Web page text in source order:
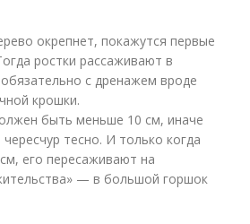
окрепнет, покажутся первые
ростки рассаживают в
с дренажем вроде
крошки.
быть меньше 10 см, иначе
тесно. И только когда
его пересаживают на
— в большой горшок